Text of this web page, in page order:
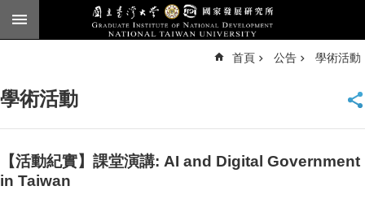
跳到主要內容區塊
臺
頁
English
首頁 公告 學術活動
學術活動
【活動紀實】課堂演講: AI and Digital Government
in Taiwan